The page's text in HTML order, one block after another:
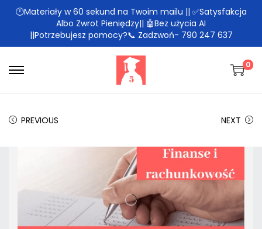
🕛Materiały w 60 sekund na Twoim mailu || ✅Satysfakcja
Albo Zwrot Pieniędzy|| 🤖Bez użycia AI
||Potrzebujesz pomocy?📞 Zadzwoń- 790 247 637
0
PREVIOUS NEXT